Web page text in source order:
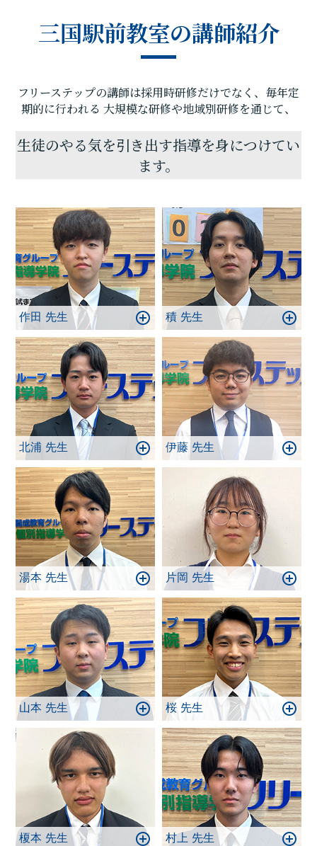
いれば、自ずと目標を達成することができます。目
標達成のために、お子様に合った学習カリキュラム
で授業を進めていきます。そして目標までの過程に
んを増やしていきます。そのために、教室管理者と
講師陣は責任感を持ち、誠心誠意日々の授業に向き
教室見学・学習相談は随時行っておりますので、少
しでも興味をお持ちいただけましたら、是非１度教
室にお問い合わせください。
三国駅前教室の講師紹介
フリーステップの講師は採用時研修だけでなく、毎年定
期的に行われる 大規模な研修や地域別研修を通じて、
生徒のやる気を引き出す指導を身につけてい
ます。
作田 先生 積 先生
北浦 先生 伊藤 先生
湯本 先生 片岡 先生
山本 先生 桜 先生
榎本 先生 村上 先生